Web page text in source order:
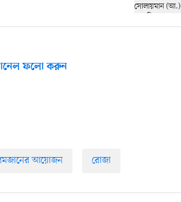
ফলো করুন
আয়োজন রোজা